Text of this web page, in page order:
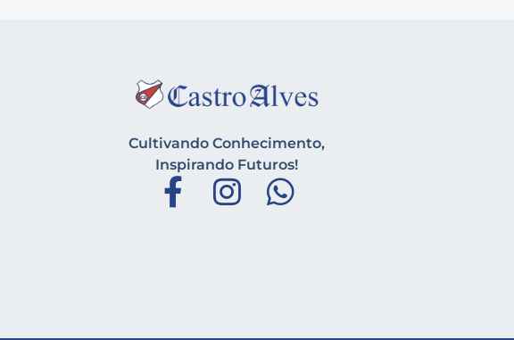
Cultivando Conhecimento,
Inspirando Futuros!